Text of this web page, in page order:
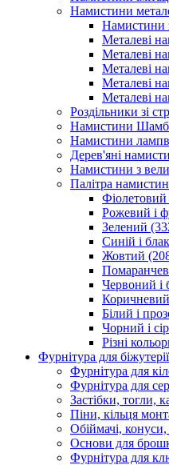
Намистини
Намистини
Металеві
Металеві
Металеві
Металеві
Металеві
Роздільники зі
Намистини
Намистини
Дерев'яні
Намистини з
Палітра намистин
Фіолетовий
Рожевий і
Зелений
Синій і
Жовтий
Червоний і
Коричневий
Білий і
Чорний і
Різні
Фурнітура для біжутерії
Фурнітура для
Фурнітура для
Застібки, тогли,
Піни, кільця
Обіймачі,
Основи для
Фурнітура для